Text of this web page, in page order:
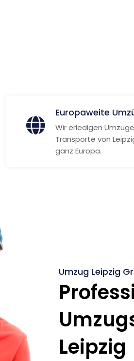
Europaweite
Wir erledigen
Transporte von
ganz Europa.
Umzug Leipzig
Leipzig